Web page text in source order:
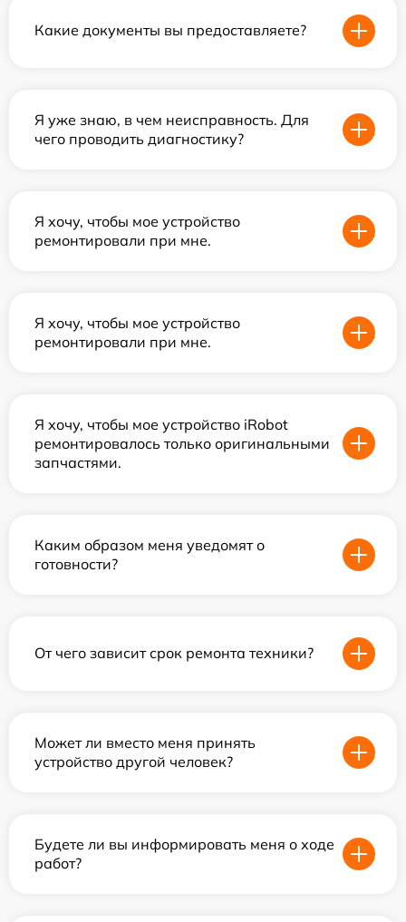
Какие документы вы предоставляете?
Я уже знаю, в чем неисправность. Для
чего проводить диагностику?
Я хочу, чтобы мое устройство
ремонтировали при мне.
Я хочу, чтобы мое устройство
ремонтировали при мне.
Я хочу, чтобы мое устройство iRobot
ремонтировалось только оригинальными
запчастями.
Каким образом меня уведомят о
готовности?
От чего зависит срок ремонта техники?
Может ли вместо меня принять
устройство другой человек?
Будете ли вы информировать меня о ходе
работ?